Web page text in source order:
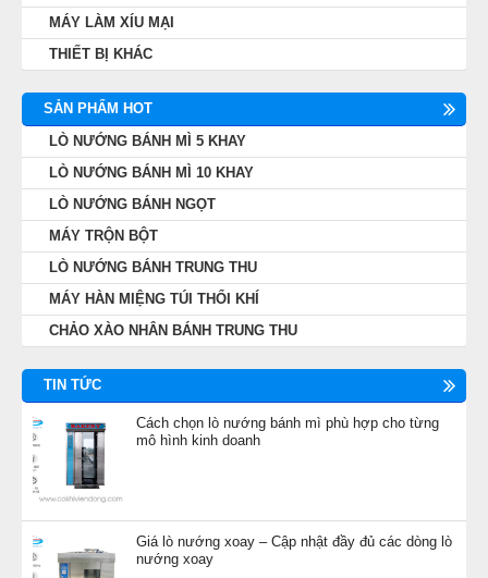
MÁY LÀM XÍU MẠI
THIẾT BỊ KHÁC
SẢN PHẨM HOT
LÒ NƯỚNG BÁNH MÌ 5 KHAY
LÒ NƯỚNG BÁNH MÌ 10 KHAY
LÒ NƯỚNG BÁNH NGỌT
MÁY TRỘN BỘT
LÒ NƯỚNG BÁNH TRUNG THU
MÁY HÀN MIỆNG TÚI THỔI KHÍ
CHẢO XÀO NHÂN BÁNH TRUNG THU
TIN TỨC
Cách chọn lò nướng bánh mì phù hợp cho từng
mô hình kinh doanh
Giá lò nướng xoay – Cập nhật đầy đủ các dòng lò
nướng xoay